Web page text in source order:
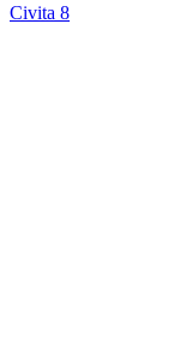
Civita 8